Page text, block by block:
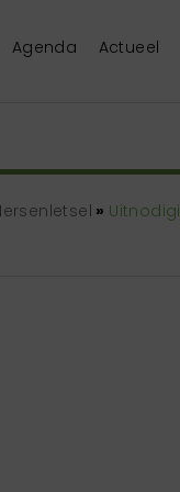
Agenda Actueel
»